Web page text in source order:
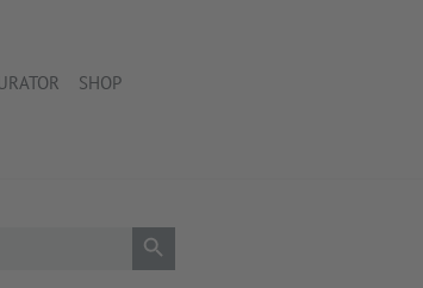
SHOP
Search Button